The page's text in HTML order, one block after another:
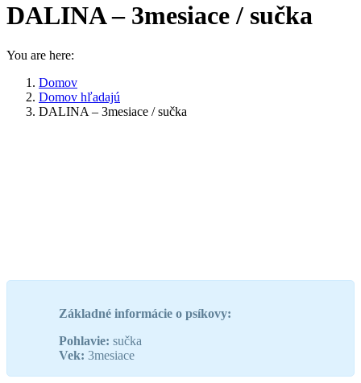
DALINA – 3mesiace / sučka
You are here:
Domov
Domov hľadajú
DALINA – 3mesiace / sučka
Základné informácie o psíkovy:
Pohlavie: sučka
Vek: 3mesiace